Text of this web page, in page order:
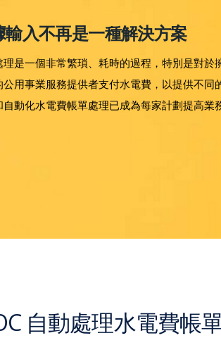
輸入不再是一種解決方案
理是一個非常繁瑣、耗時的過程，特別是對
公用事業服務提供者支付水電費，以提供不
動化水電費帳單處理已成為每家計劃提高
自動處理水電費帳